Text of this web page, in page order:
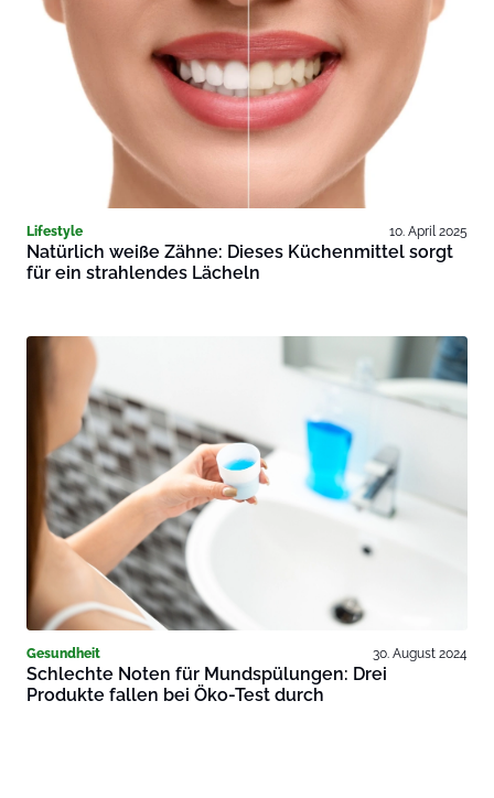
Lifestyle 10. April 2025
Natürlich weiße Zähne: Dieses Küchenmittel sorgt
für ein strahlendes Lächeln
Gesundheit 30. August 2024
Schlechte Noten für Mundspülungen: Drei
Produkte fallen bei Öko-Test durch